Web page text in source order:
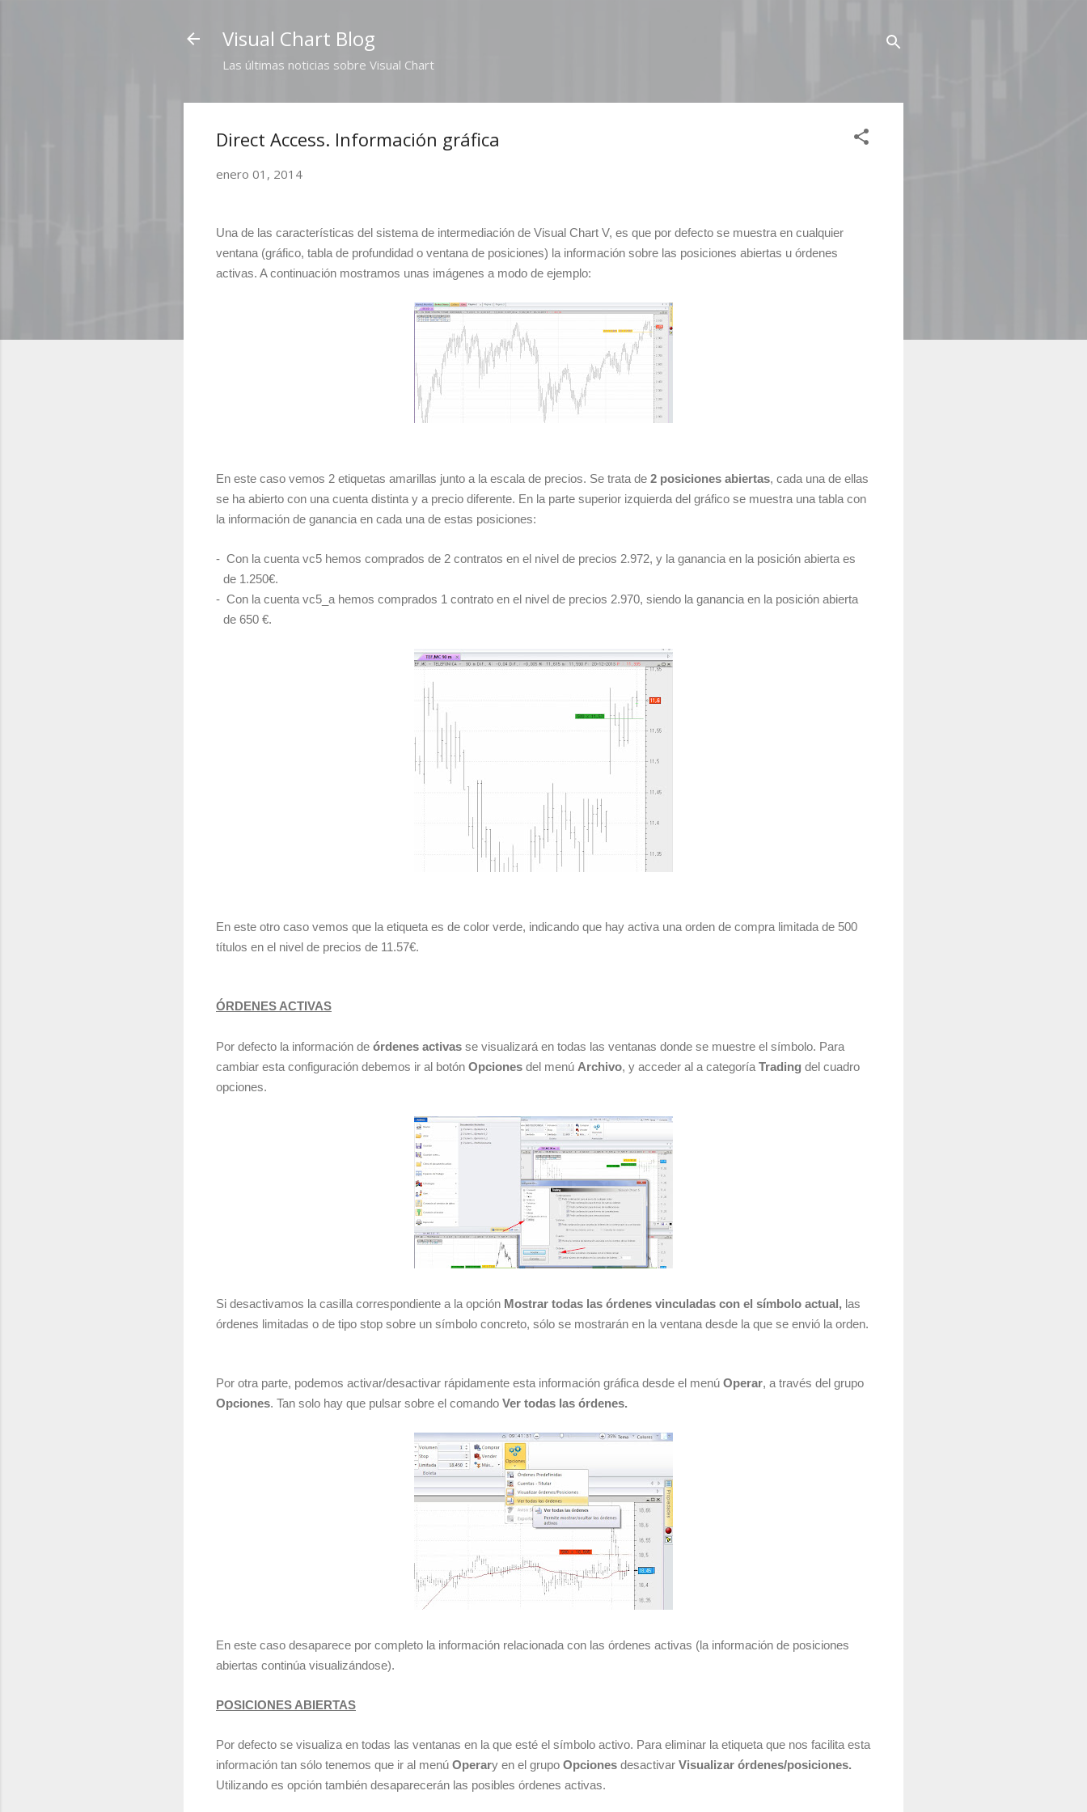
Visual Chart Blog
Las últimas noticias sobre Visual Chart
Direct Access. Información gráfica
enero 01, 2014
Una de las características del sistema de intermediación de Visual Chart V, es que por defecto se muestra en cualquier
ventana (gráfico, tabla de profundidad o ventana de posiciones) la información sobre las posiciones abiertas u órdenes
activas. A continuación mostramos unas imágenes a modo de ejemplo:
En este caso vemos 2 etiquetas amarillas junto a la escala de precios. Se trata de 2 posiciones abiertas, cada una de ellas
se ha abierto con una cuenta distinta y a precio diferente. En la parte superior izquierda del gráfico se muestra una tabla con
la información de ganancia en cada una de estas posiciones:
- Con la cuenta vc5 hemos comprados de 2 contratos en el nivel de precios 2.972, y la ganancia en la posición abierta es
de 1.250€.
- Con la cuenta vc5_a hemos comprados 1 contrato en el nivel de precios 2.970, siendo la ganancia en la posición abierta
de 650 €.
En este otro caso vemos que la etiqueta es de color verde, indicando que hay activa una orden de compra limitada de 500
títulos en el nivel de precios de 11.57€.
ÓRDENES ACTIVAS
Por defecto la información de órdenes activas se visualizará en todas las ventanas donde se muestre el símbolo. Para
cambiar esta configuración debemos ir al botón Opciones del menú Archivo, y acceder al a categoría Trading del cuadro
opciones.
Si desactivamos la casilla correspondiente a la opción Mostrar todas las órdenes vinculadas con el símbolo actual, las
órdenes limitadas o de tipo stop sobre un símbolo concreto, sólo se mostrarán en la ventana desde la que se envió la orden.
Por otra parte, podemos activar/desactivar rápidamente esta información gráfica desde el menú Operar, a través del grupo
Opciones. Tan solo hay que pulsar sobre el comando Ver todas las órdenes.
En este caso desaparece por completo la información relacionada con las órdenes activas (la información de posiciones
abiertas continúa visualizándose).
POSICIONES ABIERTAS
Por defecto se visualiza en todas las ventanas en la que esté el símbolo activo. Para eliminar la etiqueta que nos facilita esta
información tan sólo tenemos que ir al menú Operary en el grupo Opciones desactivar Visualizar órdenes/posiciones.
Utilizando es opción también desaparecerán las posibles órdenes activas.